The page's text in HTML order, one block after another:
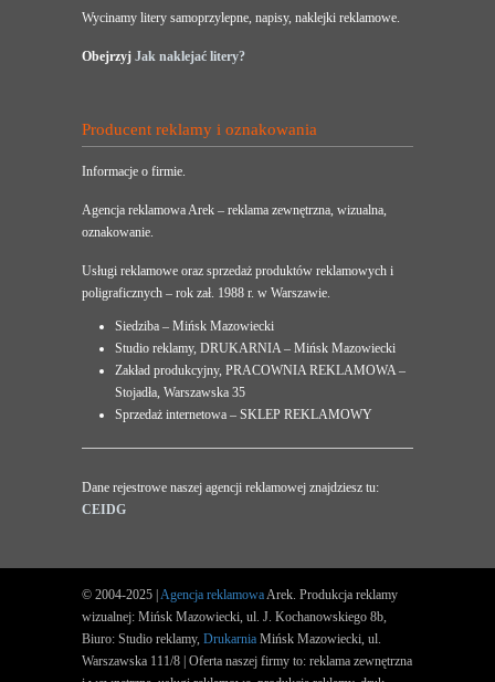
Wycinamy litery samoprzylepne, napisy, naklejki reklamowe.
Obejrzyj Jak naklejać litery?
Producent reklamy i oznakowania
Informacje o firmie.
Agencja reklamowa Arek – reklama zewnętrzna, wizualna,
oznakowanie.
Usługi reklamowe oraz sprzedaż produktów reklamowych i
poligraficznych – rok zał. 1988 r. w Warszawie.
Siedziba – Mińsk Mazowiecki
Studio reklamy, DRUKARNIA – Mińsk Mazowiecki
Zakład produkcyjny, PRACOWNIA REKLAMOWA –
Stojadła, Warszawska 35
Sprzedaż internetowa – SKLEP REKLAMOWY
Dane rejestrowe naszej agencji reklamowej znajdziesz tu:
CEIDG
© 2004-2025 | Agencja reklamowaArek. Produkcja reklamy
wizualnej: Mińsk Mazowiecki, ul. J. Kochanowskiego 8b,
Biuro: Studio reklamy, Drukarnia Mińsk Mazowiecki, ul.
Warszawska 111/8 | Oferta naszej firmy to: reklama zewnętrzna